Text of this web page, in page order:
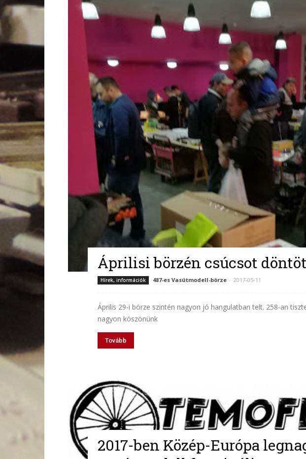
Áprilisi börzén csúcsot
Hírek, információk 487-es Vasútmodell-börze - 2017-05-11
Április 29-i börze szintén nagyon jó hangulatban telt. 258-an
nagyon köszönünk
Tovább
2017-ben Közép-Európa